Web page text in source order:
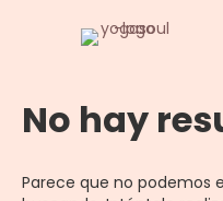
No hay
Parece que no podemos